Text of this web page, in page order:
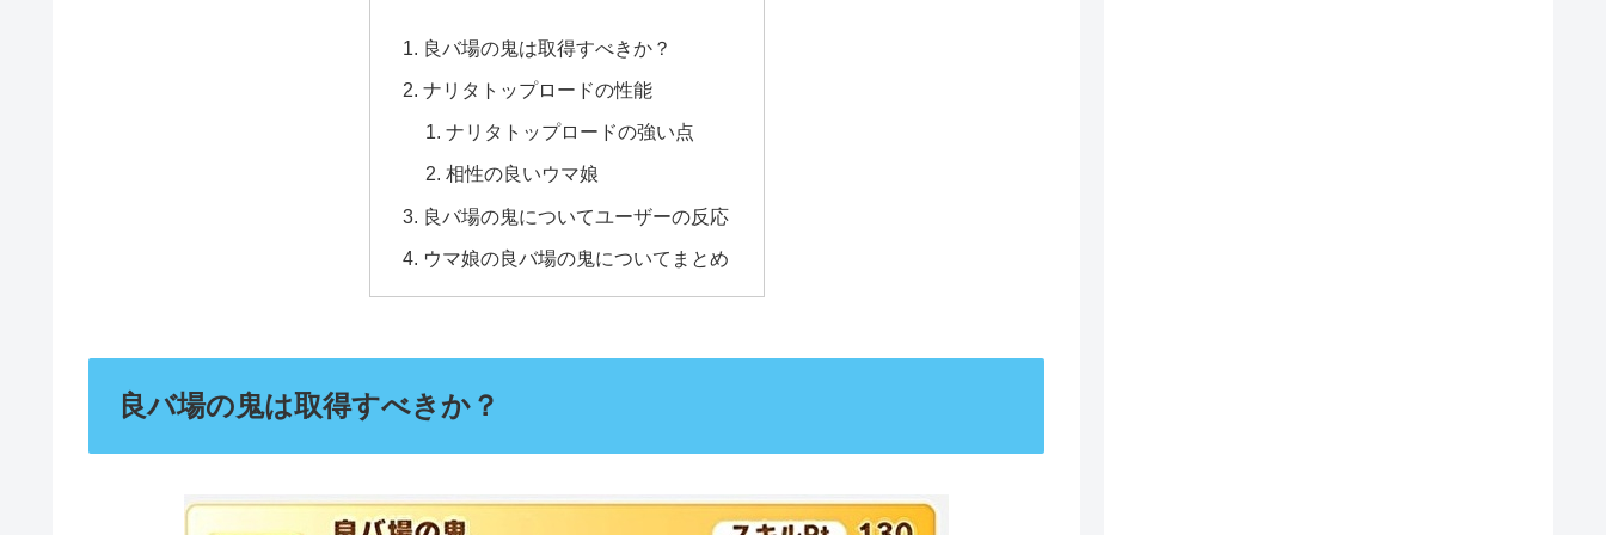
良バ場の鬼は取得すべきか？
ナリタトップロードの性能
ナリタトップロードの強い点
相性の良いウマ娘
良バ場の鬼についてユーザーの反応
ウマ娘の良バ場の鬼についてまとめ
良バ場の鬼は取得すべきか？